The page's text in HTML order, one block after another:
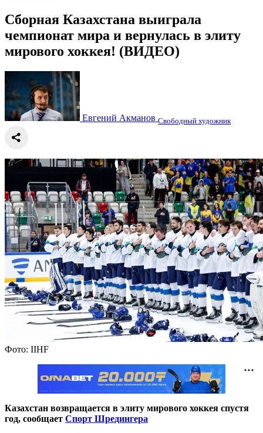
Сборная Казахстана выиграла
чемпионат мира и вернулась в элиту
мирового хоккея! (ВИДЕО)
Евгений Акманов Свободный художник
Фото: IIHF
Казахстан возвращается в элиту мирового хоккея спустя
год, сообщает Спорт Шредингера